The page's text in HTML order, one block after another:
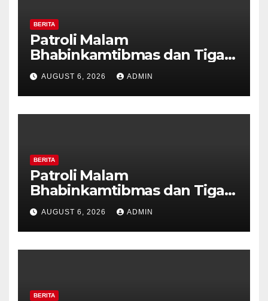
BERITA
Patroli Malam
Bhabinkamtibmas dan Tiga
Pilar Kelurahan Ungaran
Perkuat Kamtibmas, Warga
Diajak Aktifkan Ronda
AUGUST 6, 2026 ADMIN
BERITA
Patroli Malam
Bhabinkamtibmas dan Tiga
Pilar Kelurahan Ungaran
Perkuat Kamtibmas, Warga
Diajak Aktifkan Ronda
AUGUST 6, 2026 ADMIN
BERITA